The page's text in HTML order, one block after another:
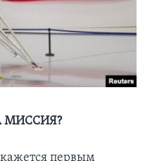
МИССИЯ?
первым